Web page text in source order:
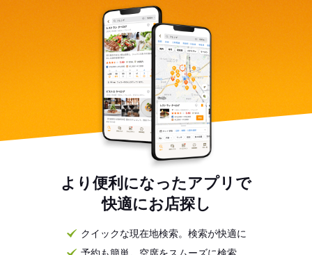
より便利になったアプリで
快適にお店探し
クイックな現在地検索。検索が快適に